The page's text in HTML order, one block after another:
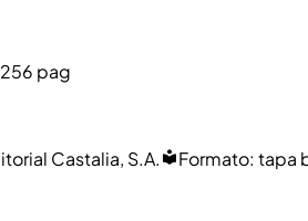
256 pag
Castalia, S.A. Formato: tapa